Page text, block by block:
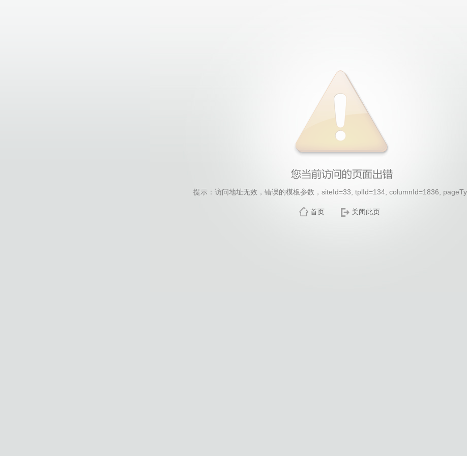
提示：访问地址无效，错误的模板参数，siteId=33, tplId=134, columnId=1836,
首页 关闭此页